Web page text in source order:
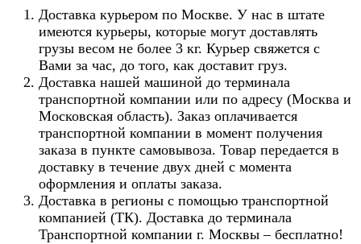
Доставка курьером по Москве. У нас в штате
имеются курьеры, которые могут доставлять
грузы весом не более 3 кг. Курьер свяжется с
Вами за час, до того, как доставит груз.
Доставка нашей машиной до терминала
транспортной компании или по адресу (Москва и
Московская область). Заказ оплачивается
транспортной компании в момент получения
заказа в пункте самовывоза. Товар передается в
доставку в течение двух дней с момента
оформления и оплаты заказа.
Доставка в регионы с помощью транспортной
компанией (ТК). Доставка до терминала
Транспортной компании г. Москвы – бесплатно!